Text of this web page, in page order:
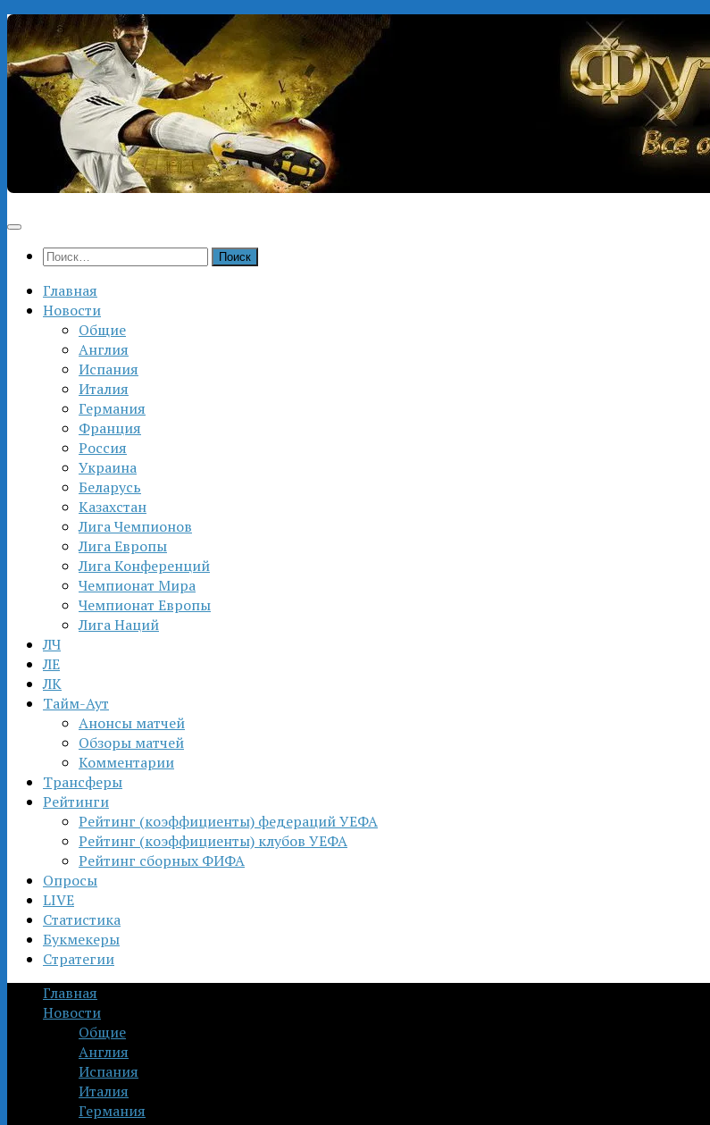
Перейти
к
содержимому
Найти:
Главная
Новости
Общие
Англия
Испания
Италия
Германия
Франция
Россия
Украина
Беларусь
Казахстан
Лига Чемпионов
Лига Европы
Лига Конференций
Чемпионат Мира
Чемпионат Европы
Лига Наций
ЛЧ
ЛЕ
ЛК
Тайм-Аут
Анонсы матчей
Обзоры матчей
Комментарии
Трансферы
Рейтинги
Рейтинг (коэффициенты) федераций УЕФА
Рейтинг (коэффициенты) клубов УЕФА
Рейтинг сборных ФИФА
Опросы
LIVE
Статистика
Букмекеры
Стратегии
Главная
Новости
Общие
Англия
Испания
Италия
Германия